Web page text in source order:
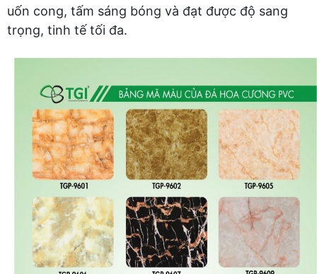
uốn cong, tấm sáng bóng và đạt được độ sang
trọng, tinh tế tối đa.